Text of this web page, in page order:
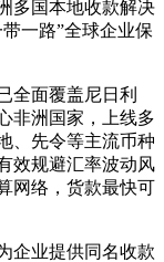
多国本地收款解决
一路”全球企业保
面覆盖尼日利
非洲国家，上线多
、先令等主流币种
效规避汇率波动风
网络，货款最快可
业提供同名收款